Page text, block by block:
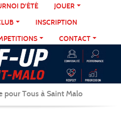
D'ÉTÉ
JOUER
INSCRIPTION
CONTACT
pour Tous à Saint Malo